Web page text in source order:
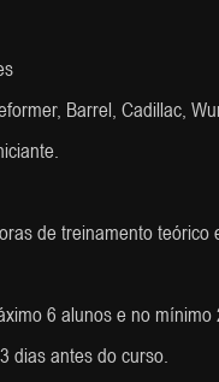
Barrel, Cadillac,
de treinamento
6 alunos e no mínimo
dias antes do curso.